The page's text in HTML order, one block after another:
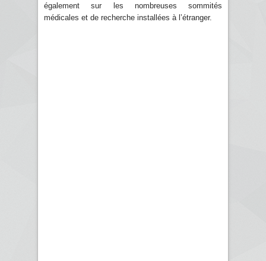
également sur les nombreuses sommités
médicales et de recherche installées à l’étranger.